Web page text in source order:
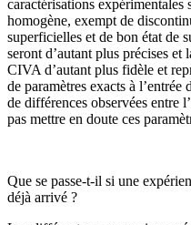
caractérisations expérimentales
homogène, exempt de
superficielles et de bon état de
seront d’autant plus précises et
CIVA d’autant plus fidèle et
de paramètres exacts à
de différences observées entre
pas mettre en doute ces
Que se passe-t-il si une
déjà arrivé ?